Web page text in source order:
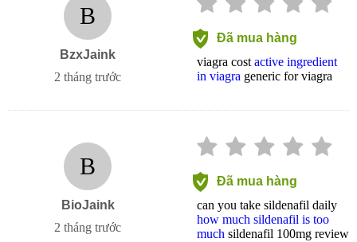
B
BzxJaink
2 tháng trước
Đã mua hàng
viagra costactive ingredient
in viagra generic for viagra
B
BioJaink
2 tháng trước
Đã mua hàng
can you take sildenafil daily
how much sildenafil is too
much sildenafil 100mg review